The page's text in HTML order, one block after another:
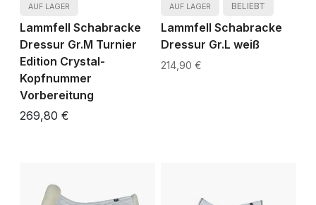
AUF LAGER
Lammfell Schabracke
Dressur Gr.M Turnier
Edition Crystal-
Kopfnummer
Vorbereitung
269,80 €
AUF LAGER BELIEBT
Lammfell Schabracke
Dressur Gr.L weiß
214,90 €